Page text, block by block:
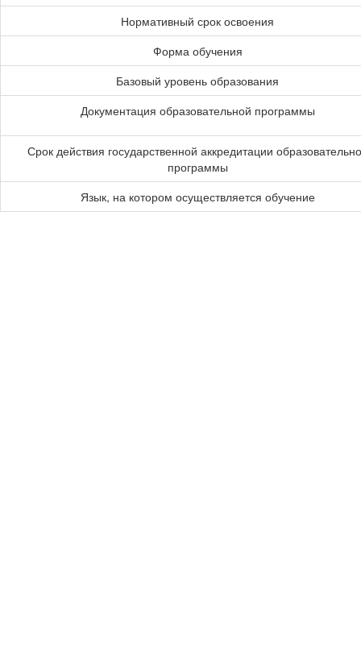
Нормативный срок освоения
Форма обучения
Базовый уровень образования
Документация образовательной программы
Срок действия государственной аккредитации
программы
Язык, на котором осуществляется обучение